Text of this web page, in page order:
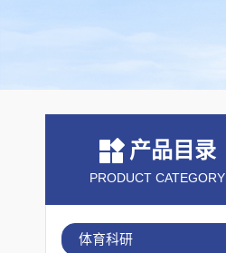
产品目录
PRODUCT CATEGORY
体育科研